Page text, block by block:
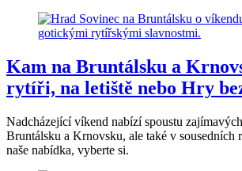
Kam na Bruntálsku a
rytíři, na letiště nebo Hry
Nadcházející víkend nabízí spoustu
Bruntálsku a Krnovsku, ale také v sousedních
naše nabídka, vyberte si.